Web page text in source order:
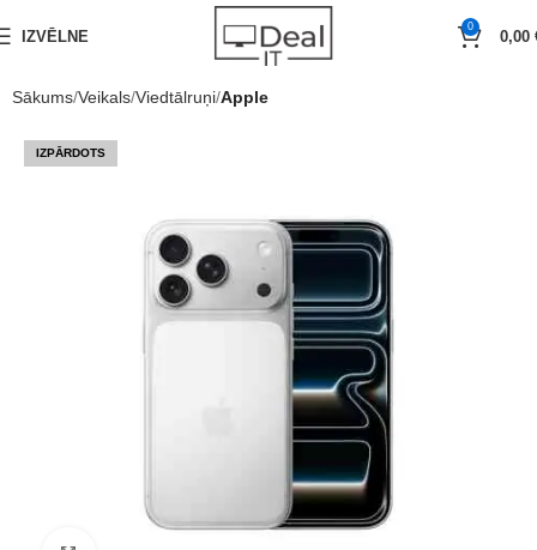
IZVĒLNE
0
0,00
Sākums Veikals Viedtālruņi Apple
IZPĀRDOTS